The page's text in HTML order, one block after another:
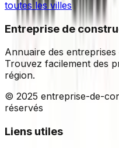
toutes les villes
Entreprise de
Annuaire des
Trouvez facilement des
région.
© 2025 entreprise-de-
réservés
Liens utiles